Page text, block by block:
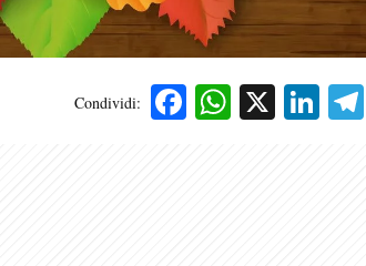
Condividi: Facebook
X